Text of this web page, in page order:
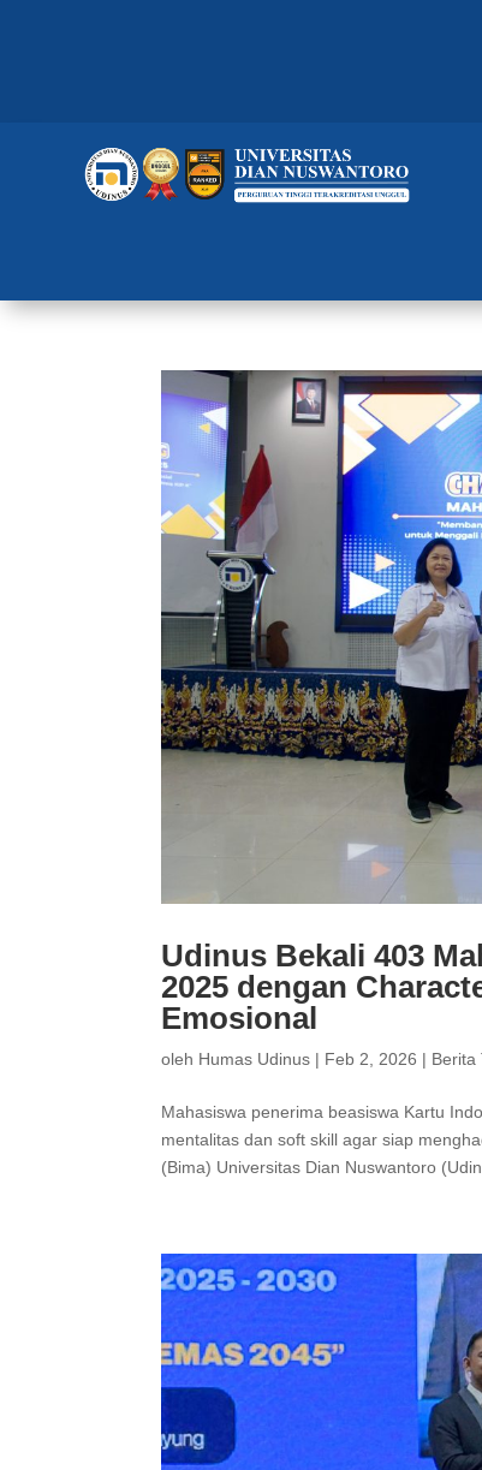
Udinus Bekali 403
2025 dengan
Emosional
oleh Humas Udinus | Feb 2, 2026 | Berita
Mahasiswa penerima beasiswa Kartu
mentalitas dan soft skill agar siap
(Bima) Universitas Dian Nuswantoro